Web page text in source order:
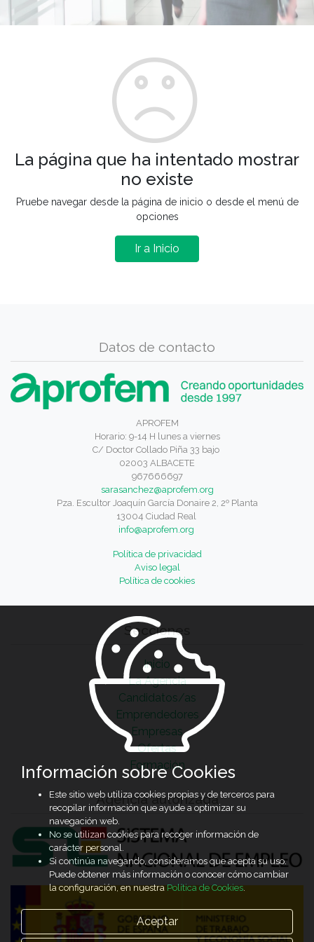
La página que ha intentado mostrar
no existe
Pruebe navegar desde la página de inicio o desde el menú de
opciones
Ir a Inicio
Datos de contacto
APROFEM
Horario: 9-14 H lunes a viernes
C/ Doctor Collado Piña 33 bajo
02003 ALBACETE
967666697
sarasanchez@aprofem.org
Pza. Escultor Joaquín García Donaire 2, 2º Planta
13004 Ciudad Real
info@aprofem.org
Política de privacidad
Aviso legal
Política de cookies
Secciones
Inicio
La Agencia
Candidatos/as
Emprendedores
Empresas
Ofertas
Formación
Agencia autorizada
Información sobre Cookies
Este sitio web utiliza cookies propias y de terceros para
recopilar información que ayude a optimizar su
navegación web.
No se utilizan cookies para recoger información de
carácter personal.
Si continúa navegando, consideramos que acepta su uso.
Puede obtener más información o conocer cómo cambiar
la configuración, en nuestraPolítica de Cookies.
Aceptar